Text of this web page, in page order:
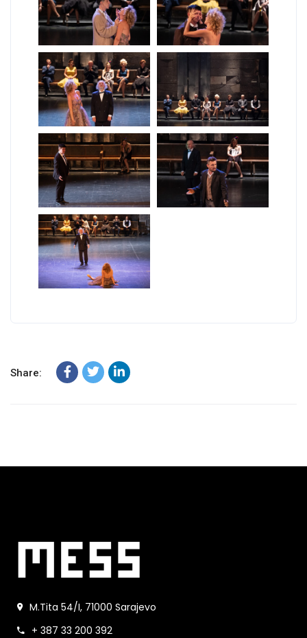
Share:
M.Tita 54/I, 71000 Sarajevo
+ 387 33 200 392